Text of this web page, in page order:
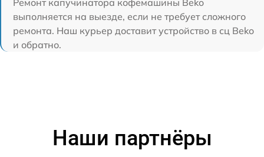
Ремонт капучинатора кофемашины Beko
выполняется на выезде, если не требует сложного
ремонта. Наш курьер доставит устройство в сц Beko
и обратно.
Наши партнёры